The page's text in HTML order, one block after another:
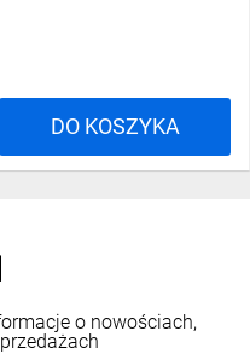
DO KOSZYKA
o nowościach,